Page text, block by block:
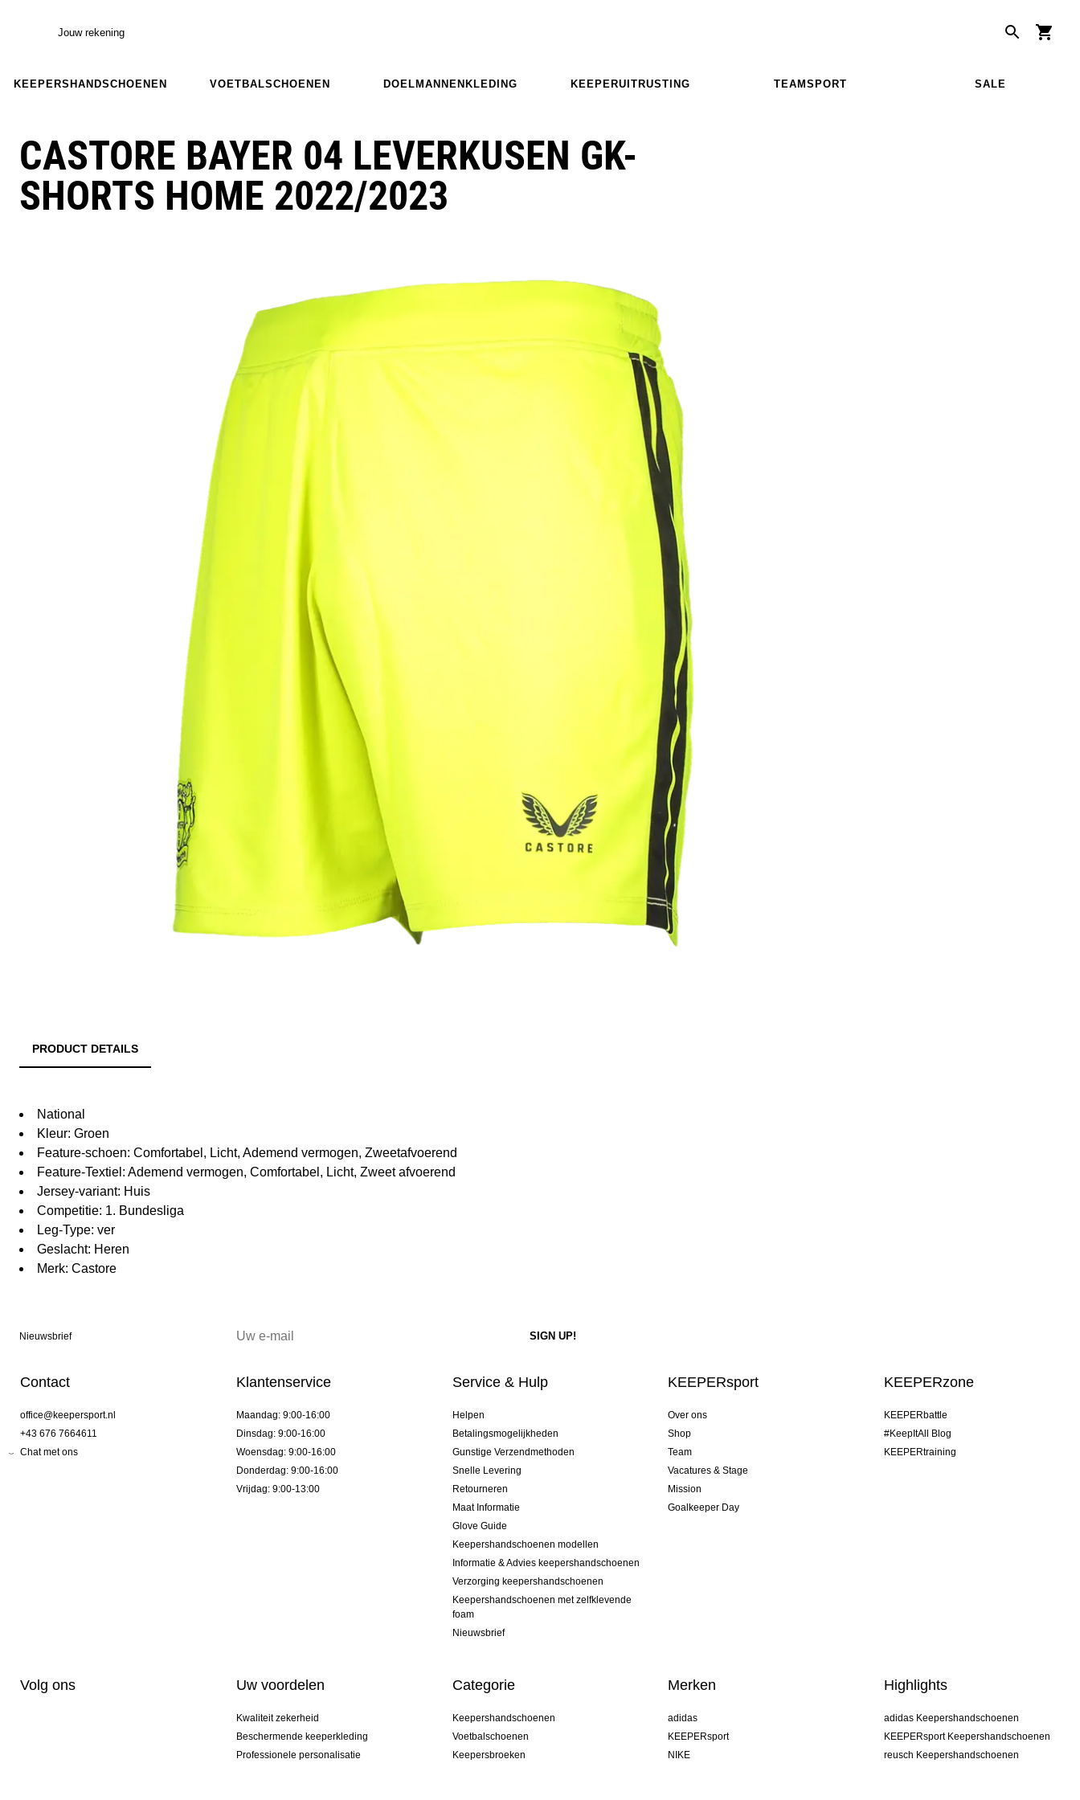
Jouw rekening
KEEPERSHANDSCHOENEN VOETBALSCHOENEN DOELMANNENKLEDING KEEPERUITRUSTING TEAMSPORT SALE
CASTORE BAYER 04 LEVERKUSEN GK-
SHORTS HOME 2022/2023
PRODUCT DETAILS
National
Kleur: Groen
Feature-schoen: Comfortabel, Licht, Ademend vermogen, Zweetafvoerend
Feature-Textiel: Ademend vermogen, Comfortabel, Licht, Zweet afvoerend
Jersey-variant: Huis
Competitie: 1. Bundesliga
Leg-Type: ver
Geslacht: Heren
Merk: Castore
Nieuwsbrief
Contact
office@keepersport.nl
+43 676 7664611
Chat met ons
Klantenservice
Maandag: 9:00-16:00
Dinsdag: 9:00-16:00
Woensdag: 9:00-16:00
Donderdag: 9:00-16:00
Vrijdag: 9:00-13:00
Service & Hulp
Helpen
Betalingsmogelijkheden
Gunstige Verzendmethoden
Snelle Levering
Retourneren
Maat Informatie
Glove Guide
Keepershandschoenen modellen
Informatie & Advies keepershandschoenen
Verzorging keepershandschoenen
Keepershandschoenen met zelfklevende
foam
Nieuwsbrief
KEEPERsport
Over ons
Shop
Team
Vacatures & Stage
Mission
Goalkeeper Day
KEEPERzone
KEEPERbattle
#KeepItAll Blog
KEEPERtraining
Volg ons Uw voordelen
Kwaliteit zekerheid
Beschermende keeperkleding
Professionele personalisatie
Categorie
Keepershandschoenen
Voetbalschoenen
Keepersbroeken
Merken
adidas
KEEPERsport
NIKE
Highlights
adidas Keepershandschoenen
KEEPERsport Keepershandschoenen
reusch Keepershandschoenen